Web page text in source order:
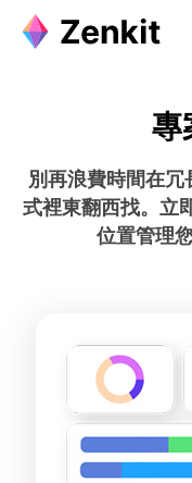
專
別再浪費時間在
式裡東翻西找。立
位置管理